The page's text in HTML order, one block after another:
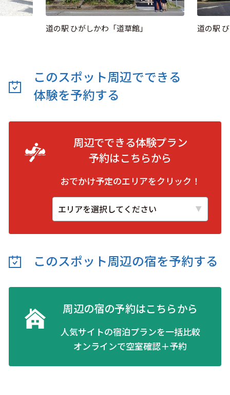
道の駅 ひがしかわ「道草館」 道の駅
このスポット周辺でできる
体験を予約する
周辺でできる体験プラン
予約はこちらから
おでかけ予定のエリアをクリック！
このスポット周辺の宿を予約する
周辺の宿の予約はこちらから
人気サイトの宿泊プランを一括比較
オンラインで空室確認＋予約